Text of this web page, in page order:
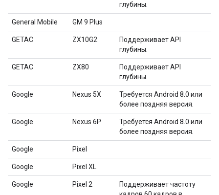
глубины.
General Mobile GM 9 Plus
GETAC ZX10G2
Поддерживает API
глубины.
GETAC ZX80
Поддерживает API
глубины.
Google Nexus 5X
Требуется Android 8.0 или
более поздняя версия.
Google Nexus 6P
Требуется Android 8.0 или
более поздняя версия.
Google Pixel
Google Pixel XL
Google Pixel 2
Поддерживает частоту